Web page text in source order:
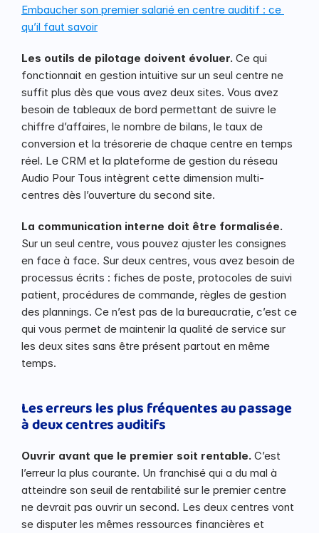
Embaucher son premier salarié en centre auditif : ce
qu’il faut savoir
Les outils de pilotage doivent évoluer. Ce qui
fonctionnait en gestion intuitive sur un seul centre ne
suffit plus dès que vous avez deux sites. Vous avez
besoin de tableaux de bord permettant de suivre le
chiffre d’affaires, le nombre de bilans, le taux de
conversion et la trésorerie de chaque centre en temps
réel. Le CRM et la plateforme de gestion du réseau
Audio Pour Tous intègrent cette dimension multi-
centres dès l’ouverture du second site.
La communication interne doit être formalisée.
Sur un seul centre, vous pouvez ajuster les consignes
en face à face. Sur deux centres, vous avez besoin de
processus écrits : fiches de poste, protocoles de suivi
patient, procédures de commande, règles de gestion
des plannings. Ce n’est pas de la bureaucratie, c’est ce
qui vous permet de maintenir la qualité de service sur
les deux sites sans être présent partout en même
temps.
Les erreurs les plus fréquentes au passage
à deux centres auditifs
Ouvrir avant que le premier soit rentable. C’est
l’erreur la plus courante. Un franchisé qui a du mal à
atteindre son seuil de rentabilité sur le premier centre
ne devrait pas ouvrir un second. Les deux centres vont
se disputer les mêmes ressources financières et